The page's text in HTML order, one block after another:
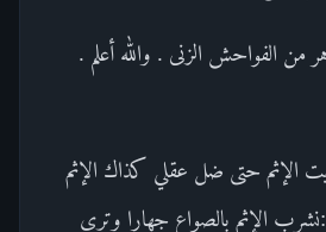
من الفواحش الزنى . والله أعلم .
الإثم حتى ضل عقلي كذاك الإثم
الإثم بالصواع جهارا وترى